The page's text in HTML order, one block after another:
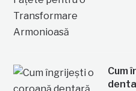
Cum